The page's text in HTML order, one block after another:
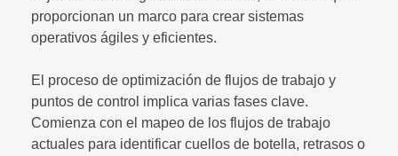
proporcionan un marco para crear sistemas
operativos ágiles y eficientes.
El proceso de optimización de flujos de trabajo y
puntos de control implica varias fases clave.
Comienza con el mapeo de los flujos de trabajo
actuales para identificar cuellos de botella, retrasos o